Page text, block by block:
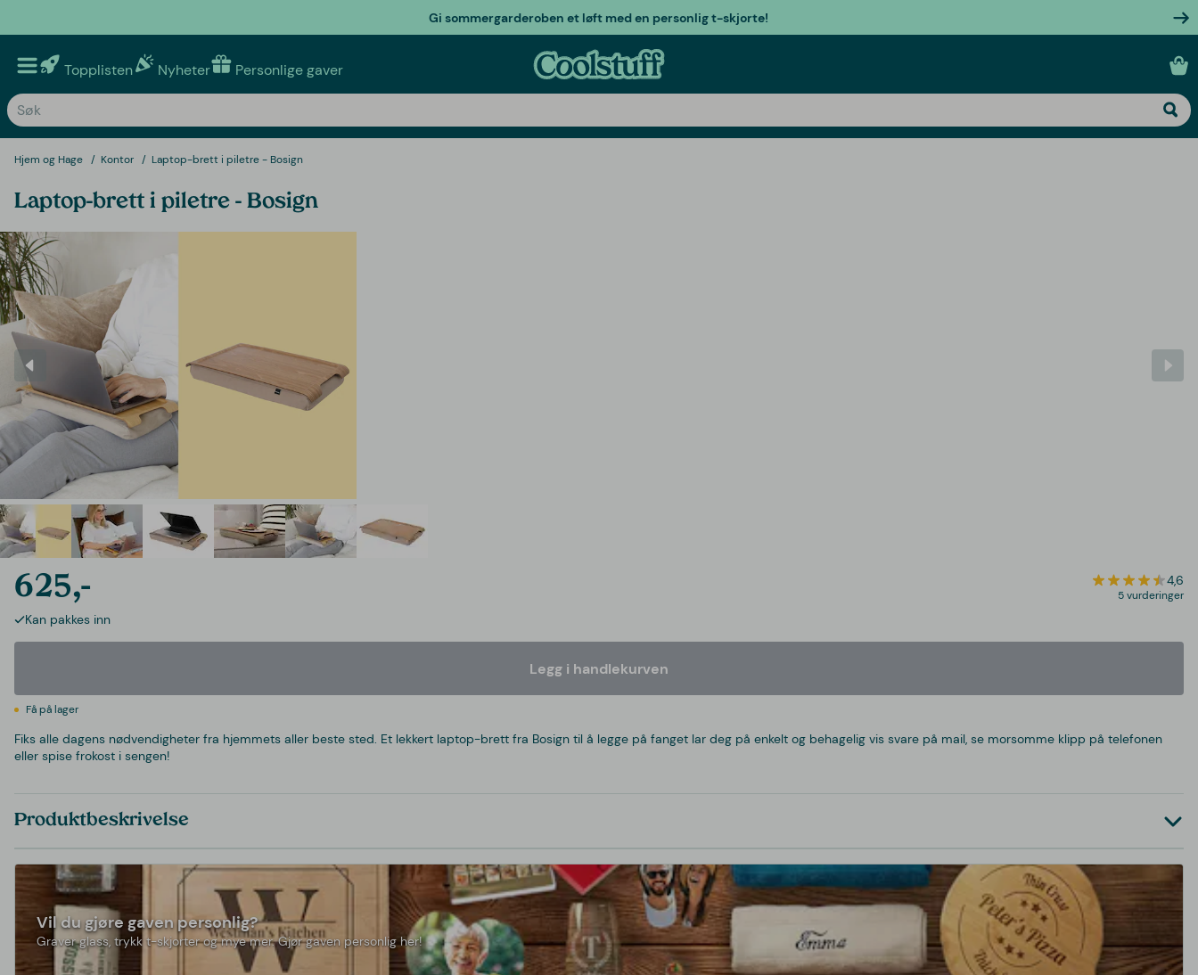
Gi sommergarderoben et løft med en personlig t-skjorte!
Topplisten Nyheter Personlige gaver
Hjem og Hage Kontor Laptop-brett i piletre - Bosign
Laptop-brett i piletre - Bosign
625,- 4,6
5 vurderinger
Kan pakkes inn
Legg i handlekurven
Få på lager
Fiks alle dagens nødvendigheter fra hjemmets aller beste sted. Et lekkert laptop-brett fra Bosign til å legge på fanget lar deg på enkelt og behagelig vis svare på mail, se morsomme klipp på telefonen
eller spise frokost i sengen!
Produktbeskrivelse
Vil du gjøre gaven personlig?
Graver glass, trykk t-skjorter og mye mer. Gjør gaven personlig her!